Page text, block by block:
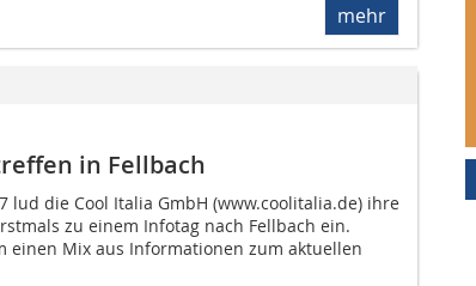
mehr
in Fellbach
lud die Cool Italia GmbH (www.coolitalia.de) ihre
zu einem Infotag nach Fellbach ein.
einen Mix aus Informationen zum aktuellen